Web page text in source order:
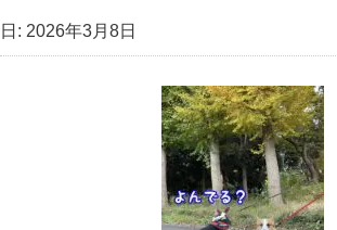
日: 2026年3月8日